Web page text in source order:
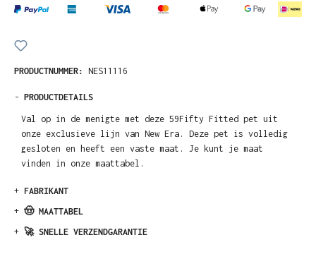
PRODUCTNUMMER: NES11116
- PRODUCTDETAILS
Val op in de menigte met deze 59Fifty Fitted pet uit
onze exclusieve lijn van New Era. Deze pet is volledig
gesloten en heeft een vaste maat. Je kunt je maat
vinden in onze maattabel.
+ FABRIKANT
+ 🤠 MAATTABEL
+ 🚀 SNELLE VERZENDGARANTIE